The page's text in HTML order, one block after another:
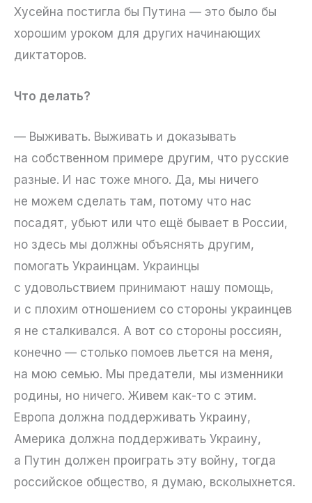
Хусейна постигла бы Путина — это было бы
хорошим уроком для других начинающих
диктаторов.
Что делать?
— Выживать. Выживать и доказывать
на собственном примере другим, что русские
разные. И нас тоже много. Да, мы ничего
не можем сделать там, потому что нас
посадят, убьют или что ещё бывает в России,
но здесь мы должны объяснять другим,
помогать Украинцам. Украинцы
с удовольствием принимают нашу помощь,
и с плохим отношением со стороны украинцев
я не сталкивался. А вот со стороны россиян,
конечно — столько помоев льется на меня,
на мою семью. Мы предатели, мы изменники
родины, но ничего. Живем как-то с этим.
Европа должна поддерживать Украину,
Америка должна поддерживать Украину,
а Путин должен проиграть эту войну, тогда
российское общество, я думаю, всколыхнется.